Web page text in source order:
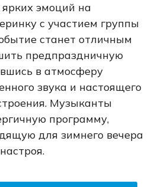
эмоций на
с участием группы
станет отличным
предпраздничную
в атмосферу
звука и настоящего
Музыканты
программу,
для зимнего вечера